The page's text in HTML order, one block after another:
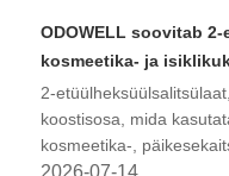
ODOWELL soovitab
kosmeetika- ja
2-
koostisosa, mida
kosmeetika-,
2026-07-14